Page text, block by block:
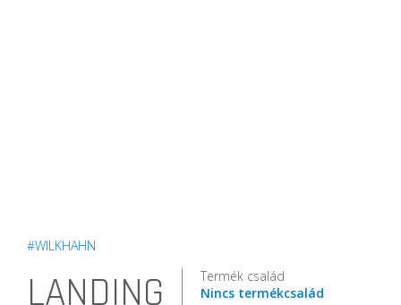
#WILKHAHN
LANDING
Termék család
Nincs termékcsalád